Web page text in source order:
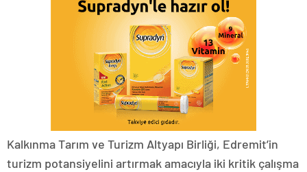
Kalkınma Tarım ve Turizm Altyapı Birliği, Edremit’in
turizm potansiyelini artırmak amacıyla iki kritik çalışma